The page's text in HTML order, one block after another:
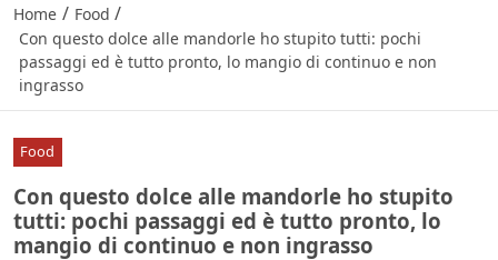
Home / Food /
Con questo dolce alle mandorle ho stupito tutti: pochi
passaggi ed è tutto pronto, lo mangio di continuo e non
ingrasso
Food
Con questo dolce alle mandorle ho stupito
tutti: pochi passaggi ed è tutto pronto, lo
mangio di continuo e non ingrasso